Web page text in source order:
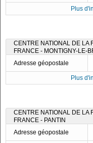
Plus
CENTRE NATIONAL DE LA
FRANCE - MONTIGNY-LE-
Adresse géopostale
Plus
CENTRE NATIONAL DE LA
FRANCE - PANTIN
Adresse géopostale